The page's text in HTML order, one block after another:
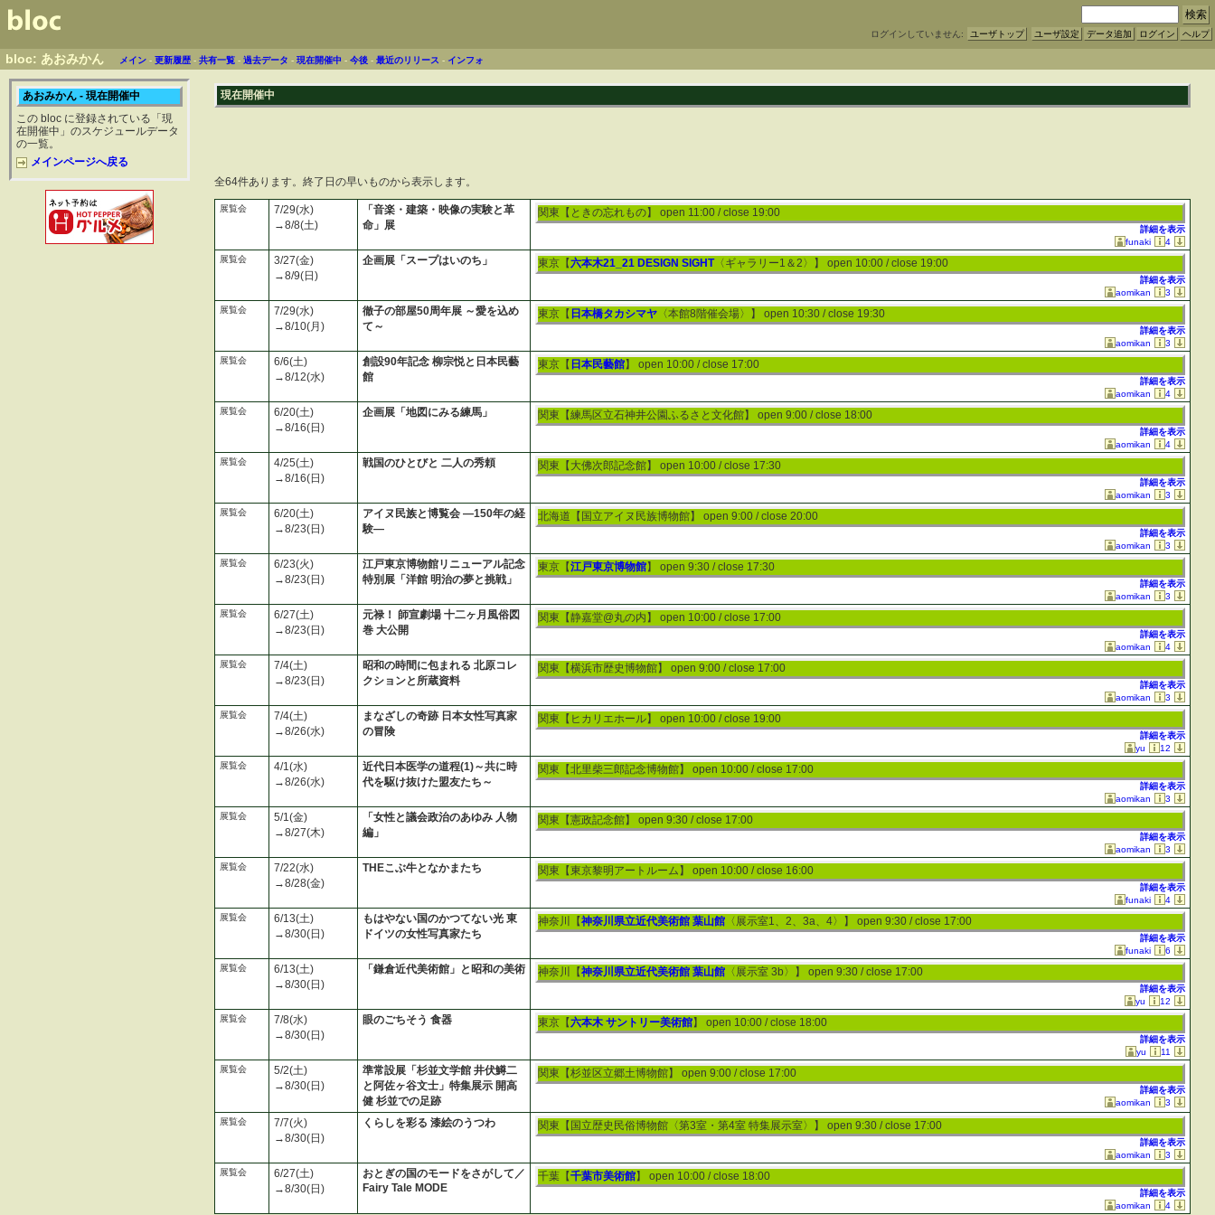
ログインしていません: ユーザトップ ユーザ設定 データ追加 ログイン ヘルプ
bloc: あおみかん メイン -更新履歴 -共有一覧 -過去データ -現在開催中 -今後 -最近のリリース - インフォ
あおみかん - 現在開催中
この bloc に登録されている「現
在開催中」のスケジュールデータ
の一覧。
メインページへ戻る
現在開催中
全64件あります。終了日の早いものから表示します。
展覧会
7/29(水)
→8/8(土)
「音楽・建築・映像の実験と革
命」展
関東【ときの忘れもの】 open 11:00 / close 19:00
詳細を表示
funaki
4
展覧会
3/27(金)
→8/9(日)
企画展「スープはいのち」 東京【六本木21_21 DESIGN SIGHT〈ギャラリー1＆2〉】 open 10:00 / close 19:00
詳細を表示
aomikan
3
展覧会
7/29(水)
→8/10(月)
徹子の部屋50周年展 ～愛を込め
て～
東京【 日本橋タカシマヤ 〈本館8階催会場〉】 open 10:30 / close 19:30
詳細を表示
aomikan
3
展覧会
6/6(土)
→8/12(水)
創設90年記念 柳宗悦と日本民藝
館
東京【 日本民藝館】 open 10:00 / close 17:00
詳細を表示
aomikan
4
展覧会
6/20(土)
→8/16(日)
企画展「地図にみる練馬」 関東【練馬区立石神井公園ふるさと文化館】 open 9:00 / close 18:00
詳細を表示
aomikan
4
展覧会
4/25(土)
→8/16(日)
戦国のひとびと 二人の秀頼 関東【大佛次郎記念館】 open 10:00 / close 17:30
詳細を表示
aomikan
3
展覧会
6/20(土)
→8/23(日)
アイヌ民族と博覧会 ―150年の経
験―
北海道【国立アイヌ民族博物館】 open 9:00 / close 20:00
詳細を表示
aomikan
3
展覧会
6/23(火)
→8/23(日)
江戸東京博物館リニューアル記念
特別展「洋館 明治の夢と挑戦」
東京【江戸東京博物館】 open 9:30 / close 17:30
詳細を表示
aomikan
3
展覧会
6/27(土)
→8/23(日)
元禄！ 師宣劇場 十二ヶ月風俗図
巻 大公開
関東【静嘉堂@丸の内】 open 10:00 / close 17:00
詳細を表示
aomikan
4
展覧会
7/4(土)
→8/23(日)
昭和の時間に包まれる 北原コレ
クションと所蔵資料
関東【横浜市歴史博物館】 open 9:00 / close 17:00
詳細を表示
aomikan
3
展覧会
7/4(土)
→8/26(水)
まなざしの奇跡 日本女性写真家
の冒険
関東【ヒカリエホール】 open 10:00 / close 19:00
詳細を表示
yu
12
展覧会
4/1(水)
→8/26(水)
近代日本医学の道程(1)～共に時
代を駆け抜けた盟友たち～
関東【北里柴三郎記念博物館】 open 10:00 / close 17:00
詳細を表示
aomikan
3
展覧会
5/1(金)
→8/27(木)
「女性と議会政治のあゆみ 人物
編」
関東【憲政記念館】 open 9:30 / close 17:00
詳細を表示
aomikan
3
展覧会
7/22(水)
→8/28(金)
THEこぶ牛となかまたち 関東【東京黎明アートルーム】 open 10:00 / close 16:00
詳細を表示
funaki
4
展覧会
6/13(土)
→8/30(日)
もはやない国のかつてない光 東
ドイツの女性写真家たち
神奈川【神奈川県立近代美術館 葉山館 〈展示室1、2、3a、4〉】 open 9:30 / close 17:00
詳細を表示
funaki
6
展覧会
6/13(土)
→8/30(日)
「鎌倉近代美術館」と昭和の美術 神奈川【神奈川県立近代美術館 葉山館 〈展示室 3b〉】 open 9:30 / close 17:00
詳細を表示
yu
12
展覧会
7/8(水)
→8/30(日)
眼のごちそう 食器 東京【六本木 サントリー美術館】 open 10:00 / close 18:00
詳細を表示
yu
11
展覧会
5/2(土)
→8/30(日)
準常設展「杉並文学館 井伏鱒二
と阿佐ヶ谷文士」特集展示 開高
健 杉並での足跡
関東【杉並区立郷土博物館】 open 9:00 / close 17:00
詳細を表示
aomikan
3
展覧会
7/7(火)
→8/30(日)
くらしを彩る 漆絵のうつわ 関東【国立歴史民俗博物館〈第3室・第4室 特集展示室〉】 open 9:30 / close 17:00
詳細を表示
aomikan
3
展覧会
6/27(土)
→8/30(日)
おとぎの国のモードをさがして／
Fairy Tale MODE
千葉【千葉市美術館】 open 10:00 / close 18:00
詳細を表示
aomikan
4